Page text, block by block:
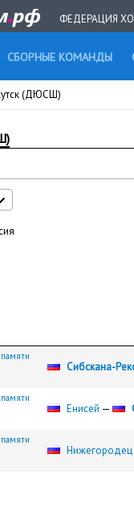
ФЕДЕРАЦИЯ
СБОРНЫЕ КОМАНДЫ
(ДЮСШ)
Сибскана-
Енисей —
Нижегородец